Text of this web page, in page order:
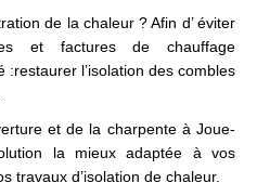
de la chaleur ? Afin d’ éviter
et factures de chauffage
l’isolation des combles
et de la charpente à Joue-
la mieux adaptée à vos
travaux d’isolation de chaleur.